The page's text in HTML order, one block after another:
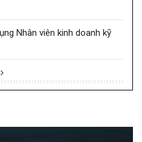
Nhân viên kinh doanh kỹ